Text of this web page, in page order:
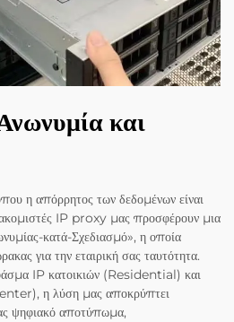
και
η απόρρητος των δεδομένων είναι
IP proxy μας προσφέρουν μια
κατά-Σχεδιασμό», η οποία
για την εταιρική σας ταυτότητα.
IP κατοικιών (Residential) και
η λύση μας αποκρύπτει
ψηφιακό αποτύπωμα,